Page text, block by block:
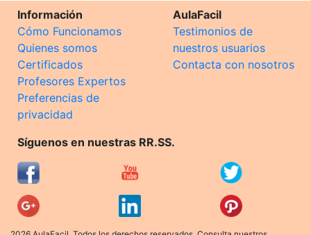
Información
Cómo Funcionamos
Quienes somos
Certificados
Profesores Expertos
Preferencias de
privacidad
AulaFacil
Testimonios de
nuestros usuarios
Contacta con nosotros
Síguenos en nuestras RR.SS.